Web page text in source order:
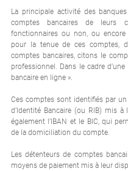
La principale activité des
comptes bancaires de leurs
fonctionnaires ou non, ou encore
pour la tenue de ces comptes,
comptes bancaires, citons le
professionnel. Dans le cadre
bancaire en ligne ».
Ces comptes sont identifiés par
d’Identité Bancaire (ou RIB) mis
également l’IBAN et le BIC, qui
de la domiciliation du compte.
Les détenteurs de comptes
moyens de paiement mis à leur